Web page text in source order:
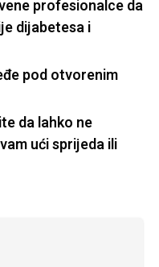
profesionalce da
dijabetesa i
pod otvorenim
da lahko ne
ući sprijeda ili